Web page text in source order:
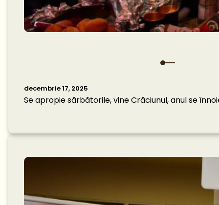
decembrie 17, 2025
Se apropie sărbătorile, vine Crăciunul, anul se